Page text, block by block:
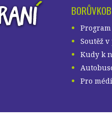
Soutěž
Kudy k
Pro